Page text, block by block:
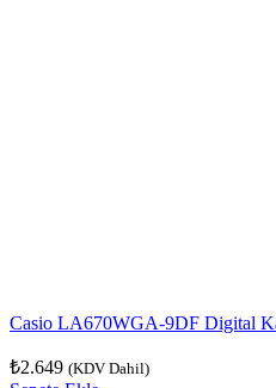
Casio LA670WGA-9DF Digital
₺2.649 (KDV Dahil)